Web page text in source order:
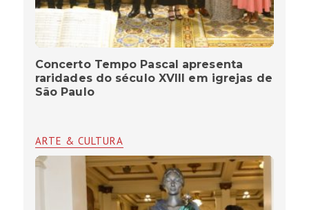
Concerto Tempo Pascal apresenta
raridades do século XVIII em igrejas de
São Paulo
ARTE & CULTURA